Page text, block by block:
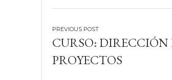
Navegación
de
entradas
CURSO: DIRECCIÓN
PROYECTOS